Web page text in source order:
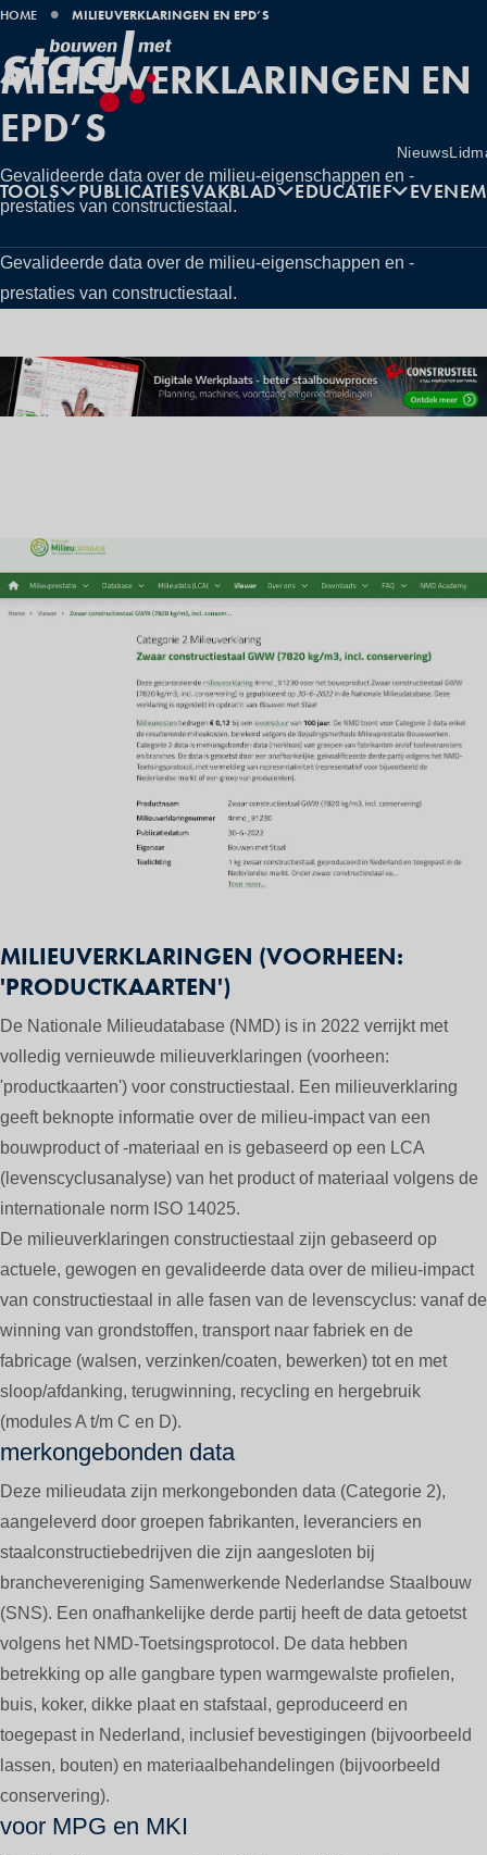
Utilities
Nieuws
Hoofdnavigatie
TOOLS PUBLICATIESVAKBLAD EDUCATIEF
KRUIMELPAD
HOME MILIEUVERKLARINGEN EN EPD’S
MILIEUVERKLARINGEN EN
EPD’S
Gevalideerde data over de milieu-eigenschappen en -
prestaties van constructiestaal.
Gevalideerde data over de milieu-eigenschappen en -
prestaties van constructiestaal.
CONTENT
MILIEUVERKLARINGEN (VOORHEEN:
'PRODUCTKAARTEN')
De Nationale Milieudatabase (NMD) is in 2022 verrijkt met
volledig vernieuwde milieuverklaringen (voorheen:
'productkaarten') voor constructiestaal. Een milieuverklaring
geeft beknopte informatie over de milieu-impact van een
bouwproduct of -materiaal en is gebaseerd op een LCA
(levenscyclusanalyse) van het product of materiaal volgens de
internationale norm ISO 14025.
De milieuverklaringen constructiestaal zijn gebaseerd op
actuele, gewogen en gevalideerde data over de milieu-impact
van constructiestaal in alle fasen van de levenscyclus: vanaf de
winning van grondstoffen, transport naar fabriek en de
fabricage (walsen, verzinken/coaten, bewerken) tot en met
sloop/afdanking, terugwinning, recycling en hergebruik
(modules A t/m C en D).
merkongebonden data
Deze milieudata zijn merkongebonden data (Categorie 2),
aangeleverd door groepen fabrikanten, leveranciers en
staalconstructiebedrijven die zijn aangesloten bij
branchevereniging Samenwerkende Nederlandse Staalbouw
(SNS). Een onafhankelijke derde partij heeft de data getoetst
volgens het NMD-Toetsingsprotocol. De data hebben
betrekking op alle gangbare typen warmgewalste profielen,
buis, koker, dikke plaat en stafstaal, geproduceerd en
toegepast in Nederland, inclusief bevestigingen (bijvoorbeeld
lassen, bouten) en materiaalbehandelingen (bijvoorbeeld
conservering).
voor MPG en MKI